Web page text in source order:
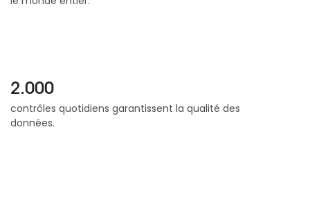
2.000
contrôles quotidiens garantissent la qualité des
données.